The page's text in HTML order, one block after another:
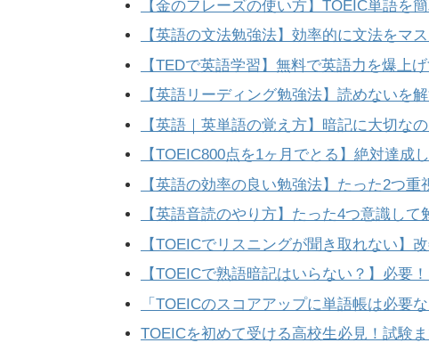
【金のフレーズの使い方】TOEIC単語を
【英語の文法勉強法】効率的に文法をマ
【TEDで英語学習】無料で英語力を爆上
【英語リーディング勉強法】読めないを
【英語｜英単語の覚え方】暗記に大切な
【TOEIC800点を1ヶ月でとる】絶対達成
【英語の効率の良い勉強法】たった2つ
【英語音読のやり方】たった4つ意識し
【TOEICでリスニングが聞き取れない】
【TOEICで熟語暗記はいらない？】必要
「TOEICのスコアアップに単語帳は必要
TOEICを初めて受ける高校生必見！試験